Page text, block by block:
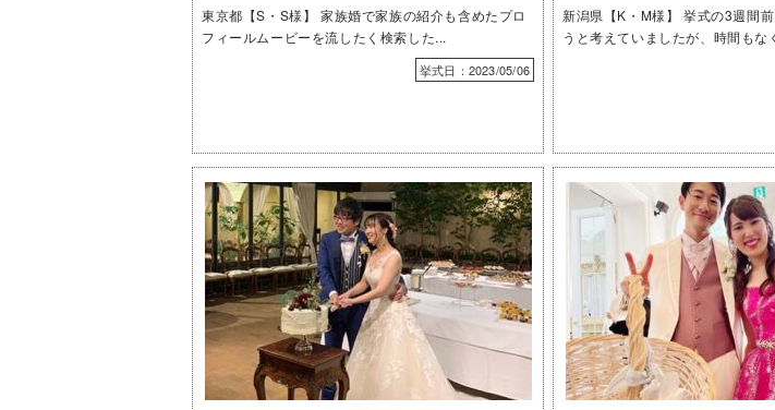
東京都【S・S様】 家族婚で家族の紹介も含めたプロ
フィールムービーを流したく検索した...
挙式日：2023/05/06
新潟県【K・M様】 挙式の3週間
うと考えていましたが、時間もな